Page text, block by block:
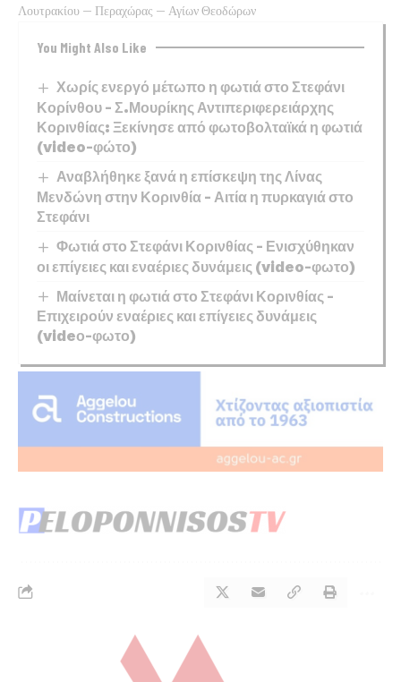
Λουτρακίου – Περαχώρας – Αγίων Θεοδώρων
You Might Also Like
Χωρίς ενεργό μέτωπο η φωτιά στο Στεφάνι
Κορίνθου – Σ.Μουρίκης Αντιπεριφερειάρχης
Κορινθίας: Ξεκίνησε από φωτοβολταϊκά η φωτιά
(video-φώτο)
Αναβλήθηκε ξανά η επίσκεψη της Λίνας
Μενδώνη στην Κορινθία – Αιτία η πυρκαγιά στο
Στεφάνι
Φωτιά στο Στεφάνι Κορινθίας – Ενισχύθηκαν
οι επίγειες και εναέριες δυνάμεις (video-φωτο)
Μαίνεται η φωτιά στο Στεφάνι Κορινθίας –
Επιχειρούν εναέριες και επίγειες δυνάμεις
(videο-φωτο)